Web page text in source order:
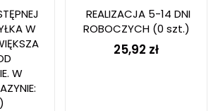
W
W
REALIZACJA 5-14 DNI
ROBOCZYCH(0 szt.)
25,92 zł